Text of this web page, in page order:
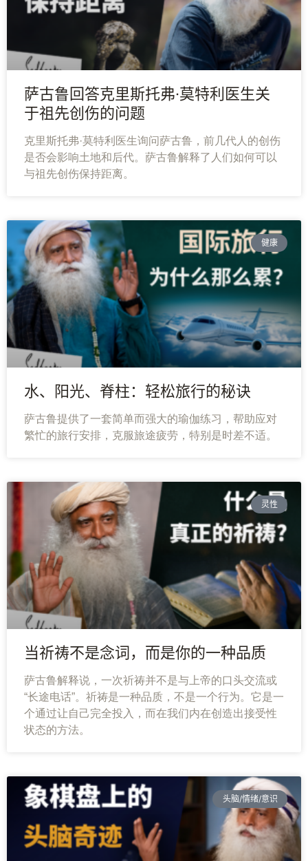
萨古鲁回答克里斯托弗·莫特利医生关
于祖先创伤的问题
克里斯托弗·莫特利医生询问萨古鲁，前几代人的创伤
是否会影响土地和后代。萨古鲁解释了人们如何可以
与祖先创伤保持距离。
健康
水、阳光、脊柱：轻松旅行的秘诀
萨古鲁提供了一套简单而强大的瑜伽练习，帮助应对
繁忙的旅行安排，克服旅途疲劳，特别是时差不适。
灵性
当祈祷不是念词，而是你的一种品质
萨古鲁解释说，一次祈祷并不是与上帝的口头交流或
“长途电话”。祈祷是一种品质，不是一个行为。它是一
个通过让自己完全投入，而在我们内在创造出接受性
状态的方法。
头脑/情绪/意识